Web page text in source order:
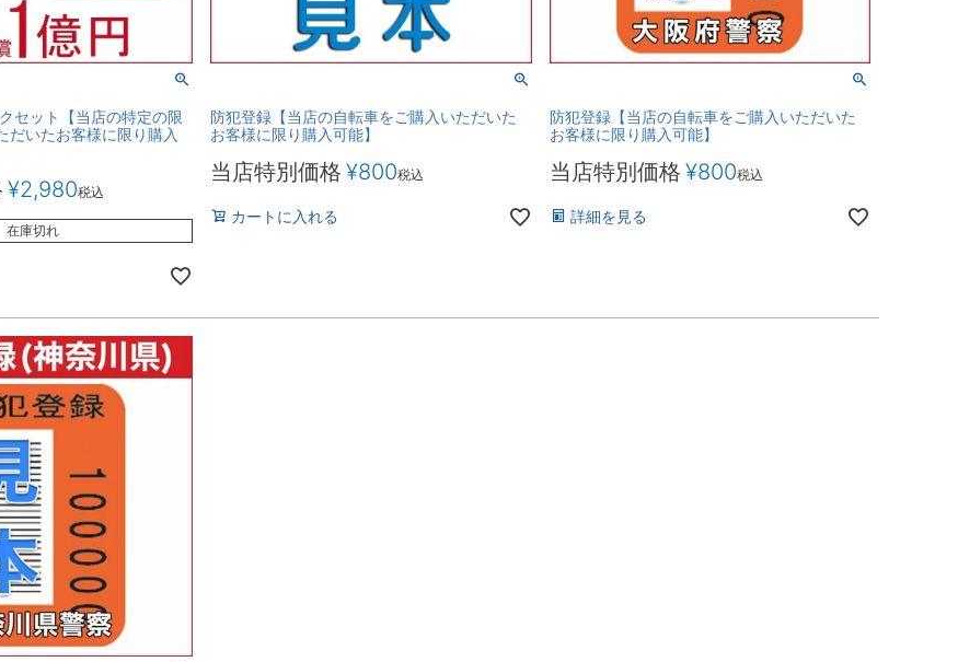
セット【当店の特定の限
だいたお客様に限り購入
¥2,980税込
在庫切れ
防犯登録【当店の自転車をご購入いただいた
お客様に限り購入可能】
当店特別価格 ¥800税込
カートに入れる
防犯登録【当店の自転車をご購入いただいた
お客様に限り購入可能】
当店特別価格 ¥800税込
詳細を見る